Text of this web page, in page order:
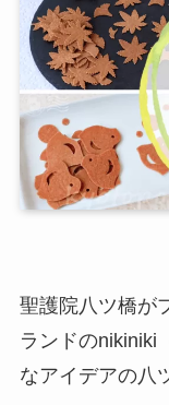
聖護院八ツ橋が
ランドのnikiniki
なアイデアの八